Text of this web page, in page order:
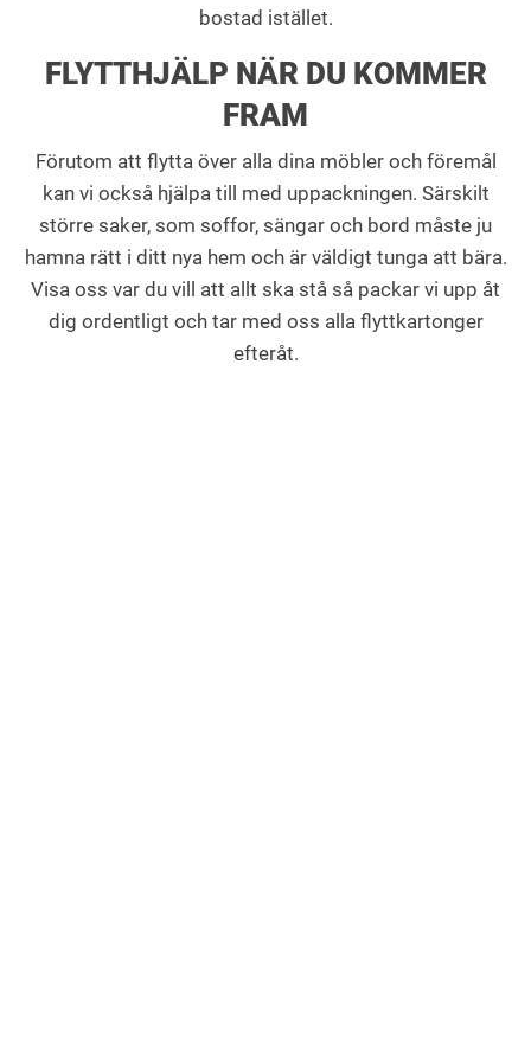
bostad istället.
FLYTTHJÄLP NÄR DU KOMMER
FRAM
Förutom att flytta över alla dina möbler och föremål
kan vi också hjälpa till med uppackningen. Särskilt
större saker, som soffor, sängar och bord måste ju
hamna rätt i ditt nya hem och är väldigt tunga att bära.
Visa oss var du vill att allt ska stå så packar vi upp åt
dig ordentligt och tar med oss alla flyttkartonger
efteråt.